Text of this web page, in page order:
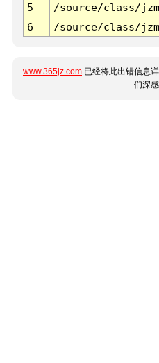
5
/source/class/
6
/source/class/
www.365jz.com 已经将此出错信息
们深